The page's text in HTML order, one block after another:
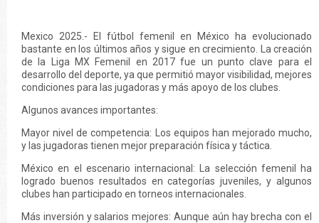
Mexico 2025.- El fútbol femenil en México ha evolucionado
bastante en los últimos años y sigue en crecimiento. La creación
de la Liga MX Femenil en 2017 fue un punto clave para el
desarrollo del deporte, ya que permitió mayor visibilidad, mejores
condiciones para las jugadoras y más apoyo de los clubes.
Algunos avances importantes:
Mayor nivel de competencia: Los equipos han mejorado mucho,
y las jugadoras tienen mejor preparación física y táctica.
México en el escenario internacional: La selección femenil ha
logrado buenos resultados en categorías juveniles, y algunos
clubes han participado en torneos internacionales.
Más inversión y salarios mejores: Aunque aún hay brecha con el